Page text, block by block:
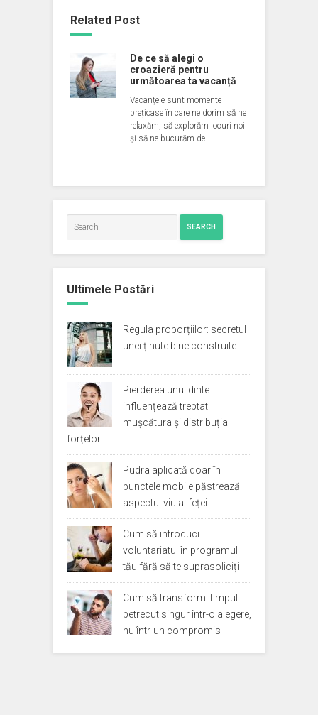
Related Post
De ce să alegi o
croazieră pentru
următoarea ta vacanță
Vacanțele sunt momente
prețioase în care ne dorim să ne
relaxăm, să explorăm locuri noi
și să ne bucurăm de…
SEARCH
Ultimele Postări
Regula proporțiilor: secretul
unei ținute bine construite
Pierderea unui dinte
influențează treptat
mușcătura și distribuția
forțelor
Pudra aplicată doar în
punctele mobile păstrează
aspectul viu al feței
Cum să introduci
voluntariatul în programul
tău fără să te suprasoliciți
Cum să transformi timpul
petrecut singur într-o alegere,
nu într-un compromis